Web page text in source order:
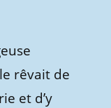
rêvait de
et d’y